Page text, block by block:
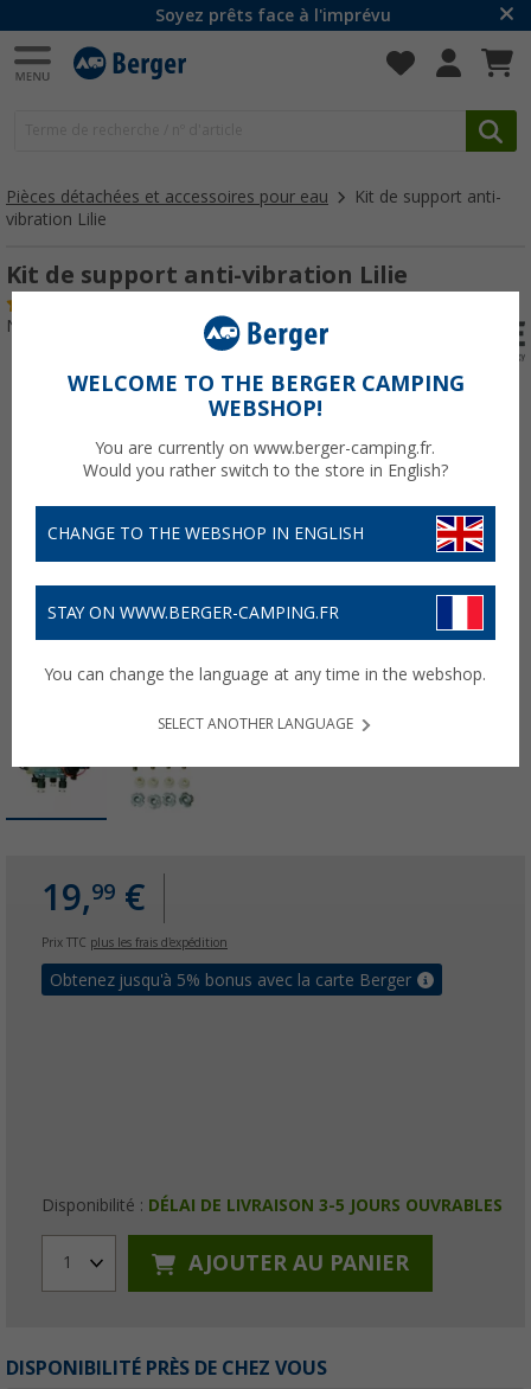
Soyez prêts face à l'imprévu
Pièces détachées et accessoires pour eau
Kit de support anti-
vibration Lilie
Kit de support anti-vibration Lilie
N° d'art : 128320
19,99 €
Prix TTC plus les frais d'expédition
Obtenez jusqu'à 5% bonus avec la carte Berger
Disponibilité : DÉLAI DE LIVRAISON 3-5 JOURS OUVRABLES
1 AJOUTER AU PANIER
DISPONIBILITÉ PRÈS DE CHEZ VOUS
WELCOME TO THE BERGER CAMPING
WEBSHOP!
You are currently on www.berger-camping.fr.
Would you rather switch to the store in English?
CHANGE TO THE WEBSHOP IN ENGLISH
STAY ON WWW.BERGER-CAMPING.FR
You can change the language at any time in the webshop.
SELECT ANOTHER LANGUAGE